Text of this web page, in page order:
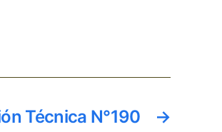
→
Técnica N°190